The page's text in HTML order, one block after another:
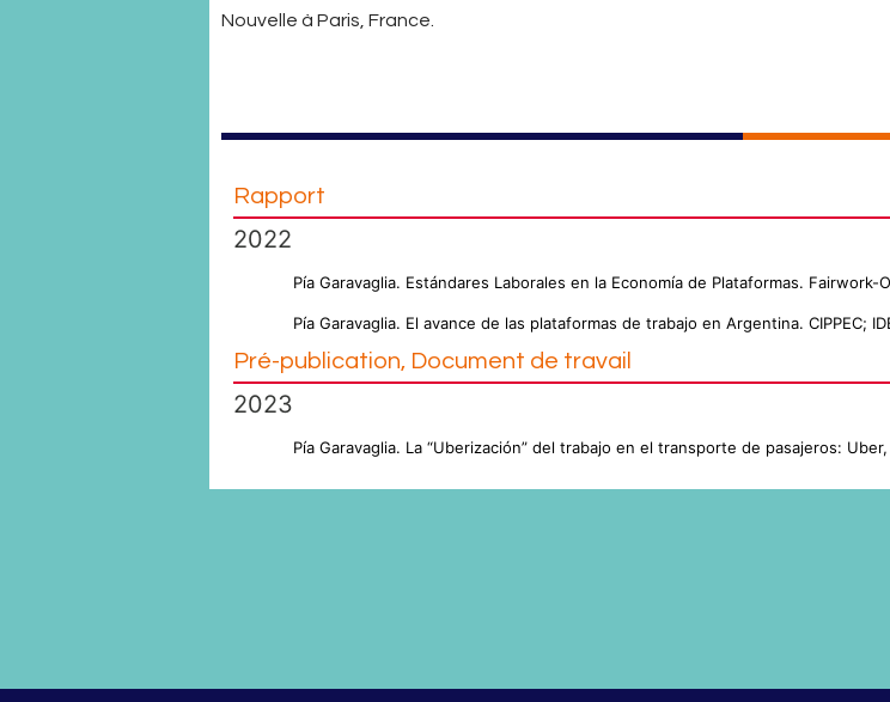
Nouvelle à Paris, France.
Rapport
2022
Pía Garavaglia. Estándares Laborales en la Economía de Plataformas.
Pía Garavaglia. El avance de las plataformas de trabajo en Argentina. CIPPEC;
Pré-publication, Document de travail
2023
Pía Garavaglia. La “Uberización” del trabajo en el transporte de pasajeros: